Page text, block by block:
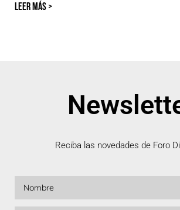
LEER MÁS >
Reciba las novedades de Foro